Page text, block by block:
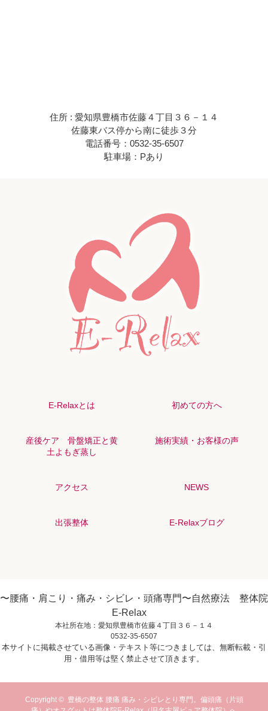
住所 : 愛知県豊橋市佐藤４丁目３６－１４
佐藤東バス停から南に徒歩３分
電話番号：0532-35-6507
駐車場：Pあり
E-Relaxとは 初めての方へ
産後ケア 骨盤矯正と黄
土よもぎ蒸し
施術実績・お客様の声
アクセス NEWS
出張整体 E-Relaxブログ
〜腰痛・肩こり・痛み・シビレ・頭痛専門〜自然療法 整体院
E-Relax
本社所在地：愛知県豊橋市佐藤４丁目３６－１４
0532-35-6507
本サイトに掲載させている画像・テキスト等につきましては、無断転載・引
用・借用等は堅く禁止させて頂きます。
Copyright © 豊橋の整体 腰痛 痛み・シビレとり専門。偏頭痛（片頭